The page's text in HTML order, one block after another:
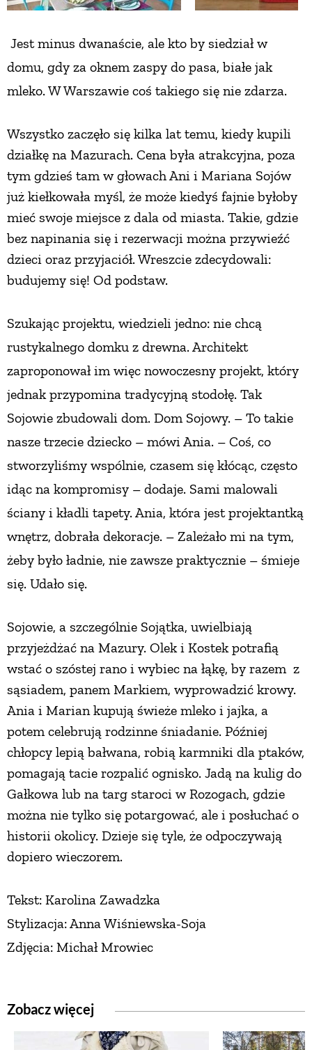
Jest minus dwanaście, ale kto by siedział w
domu, gdy za oknem zaspy do pasa, białe jak
mleko. W Warszawie coś takiego się nie zdarza.
Wszystko zaczęło się kilka lat temu, kiedy kupili
działkę na Mazurach. Cena była atrakcyjna, poza
tym gdzieś tam w głowach Ani i Mariana Sojów
już kiełkowała myśl, że może kiedyś fajnie byłoby
mieć swoje miejsce z dala od miasta. Takie, gdzie
bez napinania się i rezerwacji można przywieźć
dzieci oraz przyjaciół. Wreszcie zdecydowali:
budujemy się! Od podstaw.
Szukając projektu, wiedzieli jedno: nie chcą
rustykalnego domku z drewna. Architekt
zaproponował im więc nowoczesny projekt, który
jednak przypomina tradycyjną stodołę. Tak
Sojowie zbudowali dom. Dom Sojowy. – To takie
nasze trzecie dziecko – mówi Ania. – Coś, co
stworzyliśmy wspólnie, czasem się kłócąc, często
idąc na kompromisy – dodaje. Sami malowali
ściany i kładli tapety. Ania, która jest projektantką
wnętrz, dobrała dekoracje. – Zależało mi na tym,
żeby było ładnie, nie zawsze praktycznie – śmieje
się. Udało się.
Sojowie, a szczególnie Sojątka, uwielbiają
przyjeżdżać na Mazury. Olek i Kostek potrafią
wstać o szóstej rano i wybiec na łąkę, by razem z
sąsiadem, panem Markiem, wyprowadzić krowy.
Ania i Marian kupują świeże mleko i jajka, a
potem celebrują rodzinne śniadanie. Później
chłopcy lepią bałwana, robią karmniki dla ptaków,
pomagają tacie rozpalić ognisko. Jadą na kulig do
Gałkowa lub na targ staroci w Rozogach, gdzie
można nie tylko się potargować, ale i posłuchać o
historii okolicy. Dzieje się tyle, że odpoczywają
dopiero wieczorem.
Tekst: Karolina Zawadzka
Stylizacja: Anna Wiśniewska-Soja
Zdjęcia: Michał Mrowiec
Zobacz więcej
RZEMIOSŁO
ZWYCZAJE
ZRÓB TO SAM
PRZEPISY
ŚNIADANIA
ZUPY
DANIA GŁÓWNE
DODATKI
PRZETWORY
INNE